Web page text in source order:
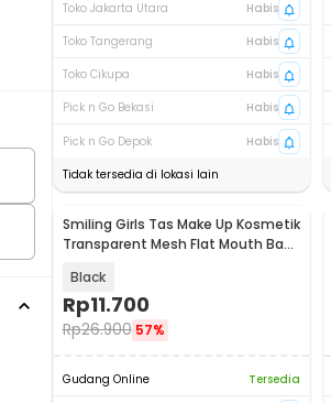
Toko Jakarta Utara
Habis
Toko Tangerang
Habis
Toko Cikupa
Habis
Pick n Go Bekasi
Habis
Pick n Go Depok
Habis
Tidak tersedia di lokasi lain
Smiling Girls Tas Make Up Kosmetik
Transparent Mesh Flat Mouth Bag
Black
Rp11.700
Rp26.900 57%
Gudang Online
Tersedia